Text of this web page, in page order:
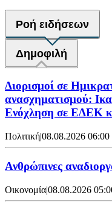
Ροή ειδήσεων
Δημοφιλή
Διορισμοί σε
ανασχηματισμού:
Ενόχληση σε ΕΔΕΚ
Πολιτική|08.08.2026 06:00
Ανθρώπινες
Οικονομία|08.08.2026